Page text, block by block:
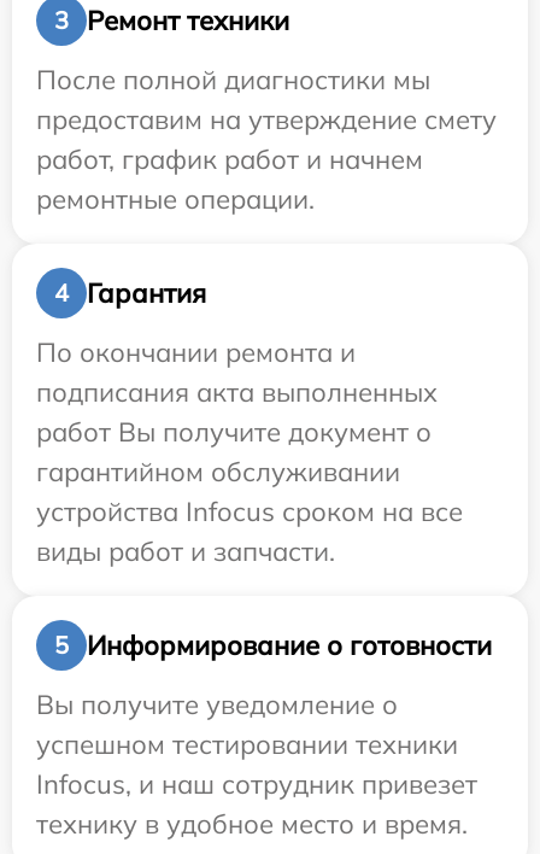
3
Ремонт техники
После полной диагностики мы
предоставим на утверждение смету
работ, график работ и начнем
ремонтные операции.
4
Гарантия
По окончании ремонта и
подписания акта выполненных
работ Вы получите документ о
гарантийном обслуживании
устройства Infocus сроком на все
виды работ и запчасти.
5
Информирование о готовности
Вы получите уведомление о
успешном тестировании техники
Infocus, и наш сотрудник привезет
технику в удобное место и время.